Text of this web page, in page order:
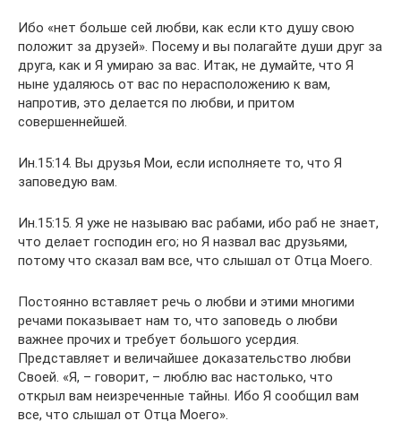
Ибо «нет больше сей любви, как если кто душу свою
положит за друзей». Посему и вы полагайте души друг за
друга, как и Я умираю за вас. Итак, не думайте, что Я
ныне удаляюсь от вас по нерасположению к вам,
напротив, это делается по любви, и притом
совершеннейшей.
Ин.15:14. Вы друзья Мои, если исполняете то, что Я
заповедую вам.
Ин.15:15. Я уже не называю вас рабами, ибо раб не знает,
что делает господин его; но Я назвал вас друзьями,
потому что сказал вам все, что слышал от Отца Моего.
Постоянно вставляет речь о любви и этими многими
речами показывает нам то, что заповедь о любви
важнее прочих и требует большого усердия.
Представляет и величайшее доказательство любви
Своей. «Я, – говорит, – люблю вас настолько, что
открыл вам неизреченные тайны. Ибо Я сообщил вам
все, что слышал от Отца Моего».